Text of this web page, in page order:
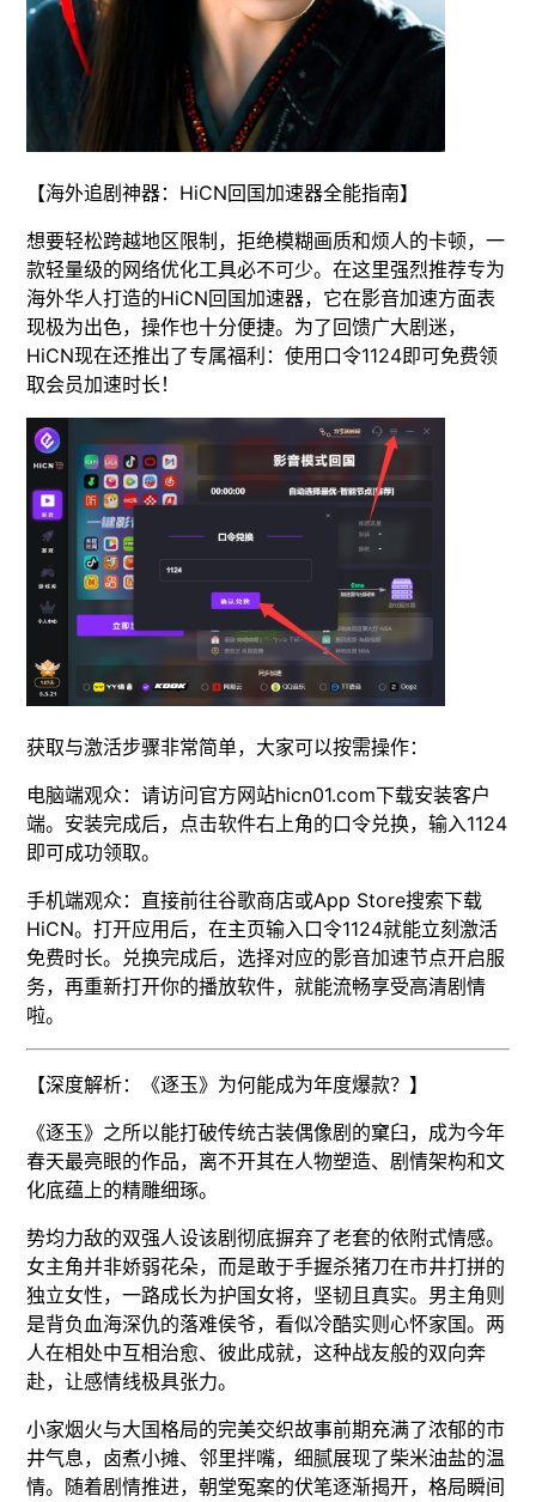
【海外追剧神器：HiCN回国加速器全能指南】
想要轻松跨越地区限制，拒绝模糊画质和烦人的卡顿，一
款轻量级的网络优化工具必不可少。在这里强烈推荐专为
海外华人打造的HiCN回国加速器，它在影音加速方面表
现极为出色，操作也十分便捷。为了回馈广大剧迷，
HiCN现在还推出了专属福利：使用口令1124即可免费领
取会员加速时长！
获取与激活步骤非常简单，大家可以按需操作：
电脑端观众：请访问官方网站hicn01.com下载安装客户
端。安装完成后，点击软件右上角的口令兑换，输入1124
即可成功领取。
手机端观众：直接前往谷歌商店或App Store搜索下载
HiCN。打开应用后，在主页输入口令1124就能立刻激活
免费时长。兑换完成后，选择对应的影音加速节点开启服
务，再重新打开你的播放软件，就能流畅享受高清剧情
啦。
【深度解析：《逐玉》为何能成为年度爆款？】
《逐玉》之所以能打破传统古装偶像剧的窠臼，成为今年
春天最亮眼的作品，离不开其在人物塑造、剧情架构和文
化底蕴上的精雕细琢。
势均力敌的双强人设该剧彻底摒弃了老套的依附式情感。
女主角并非娇弱花朵，而是敢于手握杀猪刀在市井打拼的
独立女性，一路成长为护国女将，坚韧且真实。男主角则
是背负血海深仇的落难侯爷，看似冷酷实则心怀家国。两
人在相处中互相治愈、彼此成就，这种战友般的双向奔
赴，让感情线极具张力。
小家烟火与大国格局的完美交织故事前期充满了浓郁的市
井气息，卤煮小摊、邻里拌嘴，细腻展现了柴米油盐的温
情。随着剧情推进，朝堂冤案的伏笔逐渐揭开，格局瞬间